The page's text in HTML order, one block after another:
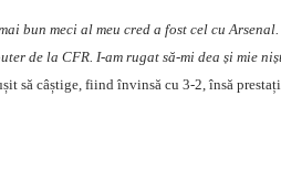
bun meci al meu cred a fost cel cu
de la CFR. I-am rugat să-mi dea și mie
să câștige, fiind învinsă cu 3-2, însă